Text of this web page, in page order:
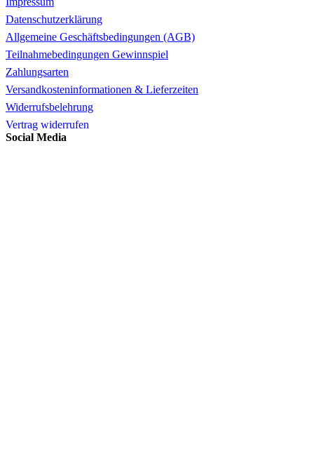
Datenschutzerklärung
Allgemeine Geschäftsbedingungen (AGB)
Teilnahmebedingungen Gewinnspiel
Zahlungsarten
Versandkosteninformationen & Lieferzeiten
Widerrufsbelehrung
Vertrag widerrufen
Social Media